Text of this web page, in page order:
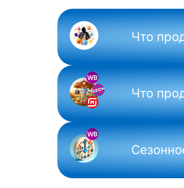
NEW
Что
Что